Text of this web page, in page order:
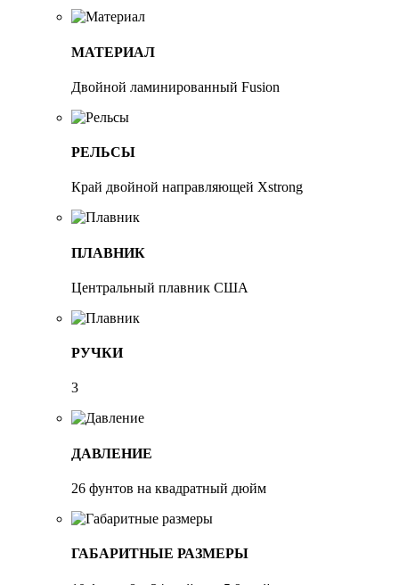
МАТЕРИАЛ
Двойной ламинированный Fusion
РЕЛЬСЫ
Край двойной направляющей Xstrong
ПЛАВНИК
Центральный плавник США
РУЧКИ
3
ДАВЛЕНИЕ
26 фунтов на квадратный дюйм
ГАБАРИТНЫЕ РАЗМЕРЫ